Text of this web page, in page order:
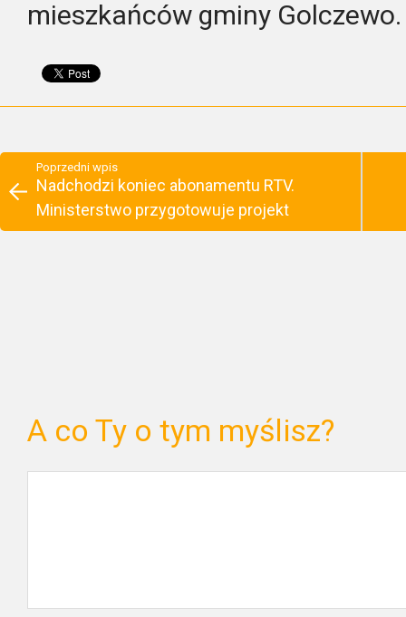
mieszkańców gminy Golczewo.
Poprzedni wpis
Nadchodzi koniec abonamentu RTV.
Ministerstwo przygotowuje projekt
A co Ty o tym myślisz?